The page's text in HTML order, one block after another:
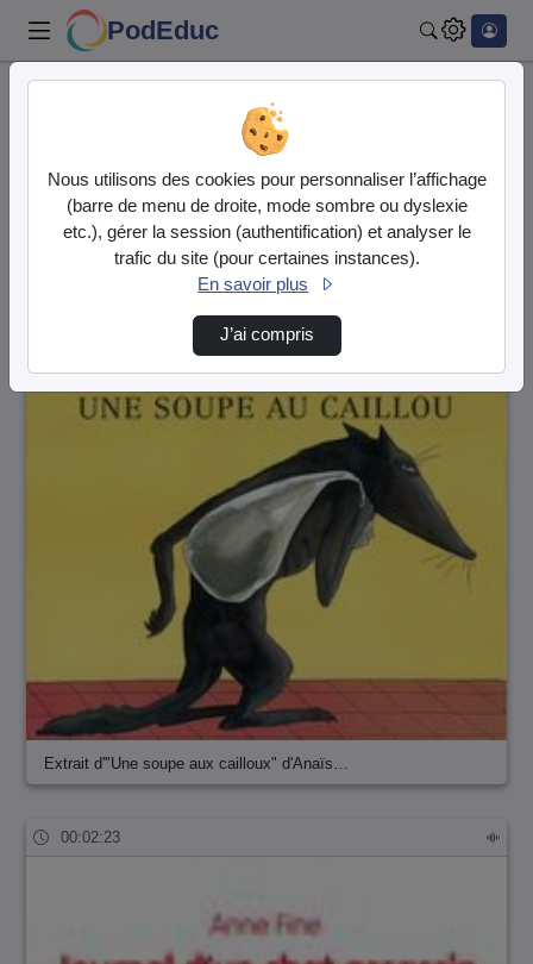
PodEduc
199 vidéos trouvées
Audio Vidéo
Direction de tri
Extrait d'"Une soupe aux cailloux" d'Anaïs…
00:02:23
Nous utilisons des cookies pour personnaliser l’affichage
(barre de menu de droite, mode sombre ou dyslexie
etc.), gérer la session (authentification) et analyser le
trafic du site (pour certaines instances).
En savoir plus
J’ai compris